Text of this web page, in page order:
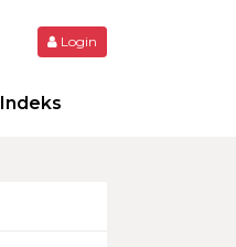
Login
Indeks